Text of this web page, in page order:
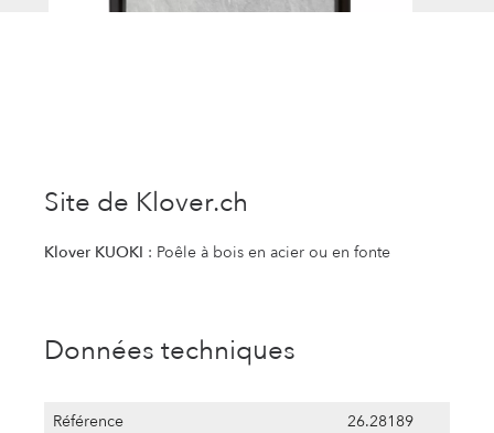
Site de Klover.ch
Klover KUOKI : Poêle à bois en acier ou en fonte
Données techniques
Référence
26.28189